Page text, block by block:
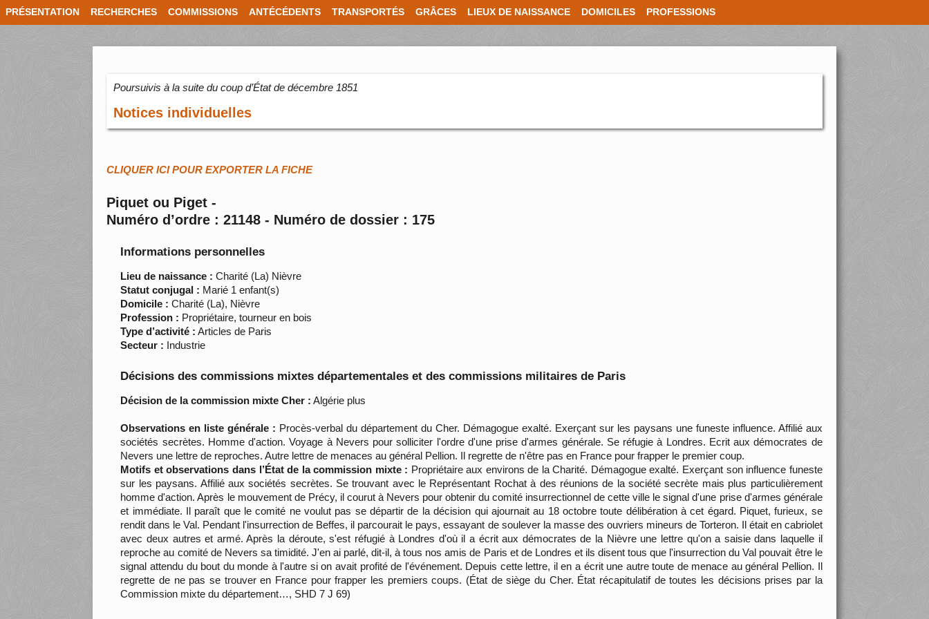
PRÉSENTATION RECHERCHES COMMISSIONS ANTÉCÉDENTS TRANSPORTÉS GRÂCES LIEUX DE NAISSANCE DOMICILES PROFESSIONS
Poursuivis à la suite du coup d’État de décembre 1851
Notices individuelles
CLIQUER ICI POUR EXPORTER LA FICHE
Piquet ou Piget -
Numéro d’ordre : 21148 - Numéro de dossier : 175
Informations personnelles
Lieu de naissance : Charité (La) Nièvre
Statut conjugal : Marié 1 enfant(s)
Domicile : Charité (La), Nièvre
Profession : Propriétaire, tourneur en bois
Type d’activité : Articles de Paris
Secteur : Industrie
Décisions des commissions mixtes départementales et des commissions militaires de Paris
Décision de la commission mixte Cher : Algérie plus
Observations en liste générale : Procès-verbal du département du Cher. Démagogue exalté. Exerçant sur les paysans une funeste influence. Affilié aux
sociétés secrètes. Homme d'action. Voyage à Nevers pour solliciter l'ordre d'une prise d'armes générale. Se réfugie à Londres. Ecrit aux démocrates de
Nevers une lettre de reproches. Autre lettre de menaces au général Pellion. Il regrette de n'être pas en France pour frapper le premier coup.
Motifs et observations dans l’État de la commission mixte : Propriétaire aux environs de la Charité. Démagogue exalté. Exerçant son influence funeste
sur les paysans. Affilié aux sociétés secrètes. Se trouvant avec le Représentant Rochat à des réunions de la société secrète mais plus particulièrement
homme d'action. Après le mouvement de Précy, il courut à Nevers pour obtenir du comité insurrectionnel de cette ville le signal d'une prise d'armes générale
et immédiate. Il paraît que le comité ne voulut pas se départir de la décision qui ajournait au 18 octobre toute délibération à cet égard. Piquet, furieux, se
rendit dans le Val. Pendant l'insurrection de Beffes, il parcourait le pays, essayant de soulever la masse des ouvriers mineurs de Torteron. Il était en cabriolet
avec deux autres et armé. Après la déroute, s'est réfugié à Londres d'où il a écrit aux démocrates de la Nièvre une lettre qu'on a saisie dans laquelle il
reproche au comité de Nevers sa timidité. J'en ai parlé, dit-il, à tous nos amis de Paris et de Londres et ils disent tous que l'insurrection du Val pouvait être le
signal attendu du bout du monde à l'autre si on avait profité de l'événement. Depuis cette lettre, il en a écrit une autre toute de menace au général Pellion. Il
regrette de ne pas se trouver en France pour frapper les premiers coups. (État de siège du Cher. État récapitulatif de toutes les décisions prises par la
Commission mixte du département…, SHD 7 J 69)